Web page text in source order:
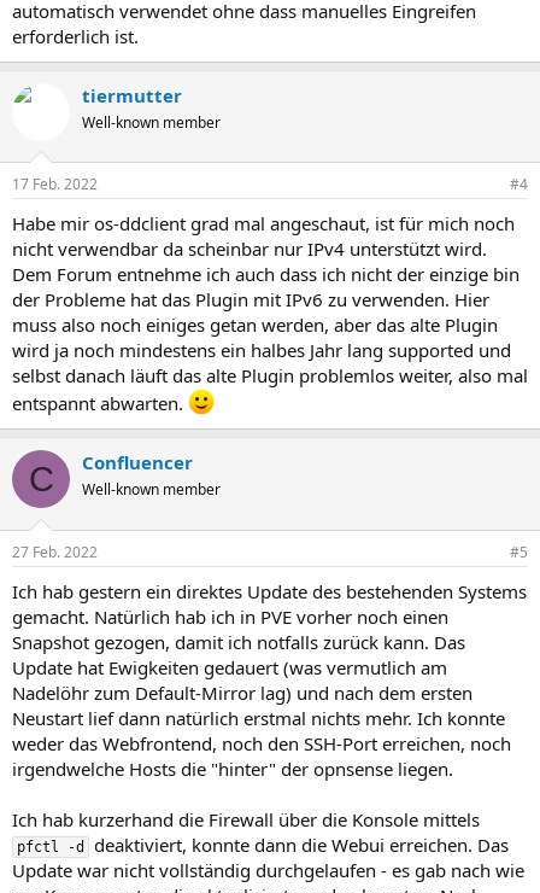
automatisch verwendet ohne dass manuelles Eingreifen
erforderlich ist.
tiermutter
Well-known member
17 Feb. 2022 #4
Habe mir os-ddclient grad mal angeschaut, ist für mich noch
nicht verwendbar da scheinbar nur IPv4 unterstützt wird.
Dem Forum entnehme ich auch dass ich nicht der einzige bin
der Probleme hat das Plugin mit IPv6 zu verwenden. Hier
muss also noch einiges getan werden, aber das alte Plugin
wird ja noch mindestens ein halbes Jahr lang supported und
selbst danach läuft das alte Plugin problemlos weiter, also mal
entspannt abwarten.
C Confluencer
Well-known member
27 Feb. 2022 #5
Ich hab gestern ein direktes Update des bestehenden Systems
gemacht. Natürlich hab ich in PVE vorher noch einen
Snapshot gezogen, damit ich notfalls zurück kann. Das
Update hat Ewigkeiten gedauert (was vermutlich am
Nadelöhr zum Default-Mirror lag) und nach dem ersten
Neustart lief dann natürlich erstmal nichts mehr. Ich konnte
weder das Webfrontend, noch den SSH-Port erreichen, noch
irgendwelche Hosts die "hinter" der opnsense liegen.
Ich hab kurzerhand die Firewall über die Konsole mittels
pfctl -d
deaktiviert, konnte dann die Webui erreichen. Das
Update war nicht vollständig durchgelaufen - es gab nach wie